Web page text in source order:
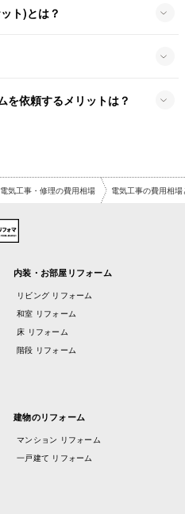
ト)とは？
を依頼するメリットは？
電気工事・修理の費用相場 電気工事の費用相
内装・お部屋リフォーム
リビング リフォーム
和室 リフォーム
床 リフォーム
階段 リフォーム
建物のリフォーム
マンション リフォーム
一戸建て リフォーム